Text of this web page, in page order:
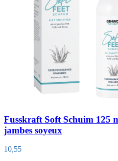
Fusskraft Soft Schuim 125
jambes soyeux
10,55